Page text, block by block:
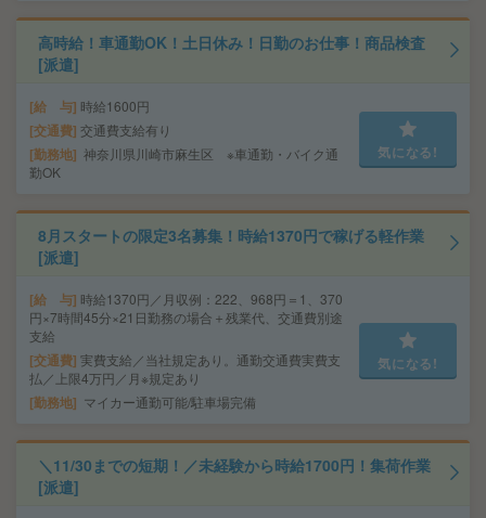
高時給！車通勤OK！土日休み！日勤のお仕事！商品検査
[派遣]
給 与 時給1600円
交通費 交通費支給有り
勤務地 神奈川県川崎市麻生区 ※車通勤・バイク通
勤OK
気になる!
8月スタートの限定3名募集！時給1370円で稼げる軽作業
[派遣]
給 与 時給1370円／月収例：222、968円＝1、370
円×7時間45分×21日勤務の場合＋残業代、交通費別途
支給
交通費 実費支給／当社規定あり。通勤交通費実費支
払／上限4万円／月※規定あり
勤務地 マイカー通勤可能/駐車場完備
気になる!
＼11/30までの短期！／未経験から時給1700円！集荷作業
[派遣]